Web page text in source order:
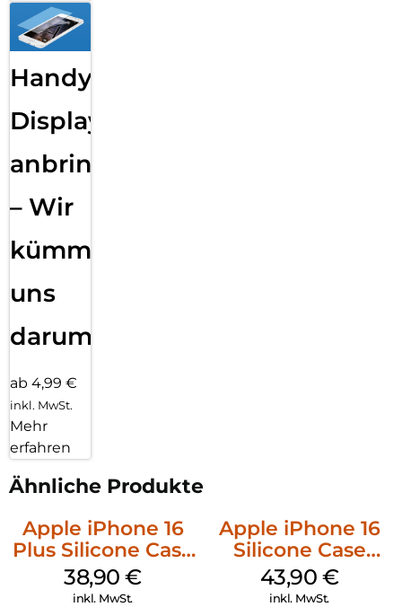
Handy
Displayfolie
anbringen
– Wir
kümmern
uns
darum!
ab 4,99 €
inkl. MwSt.
Mehr
erfahren
Ähnliche Produkte
Apple iPhone 16
Plus Silicone Case
MagSafe Denim
38,90€
inkl. MwSt.
Apple iPhone 16
Silicone Case
MagSafe Plum
43,90 €
inkl. MwSt.